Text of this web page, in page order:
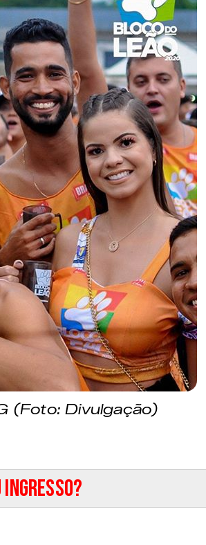
(Foto: Divulgação)
ingresso?